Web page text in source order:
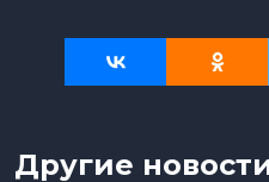
Другие